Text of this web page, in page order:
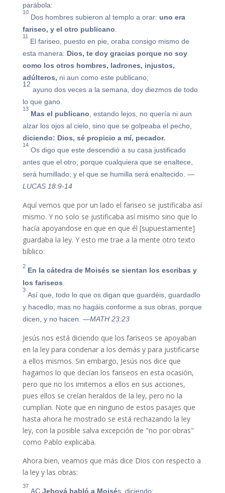
parábola:
10
Dos hombres subieron al templo a orar: uno era
fariseo, y el otro publicano
11
El fariseo, puesto en pie, oraba consigo mismo de
esta manera: Dios, te doy gracias porque no soy
como los otros hombres, ladrones, injustos,
adúlteros, ni aun como este publicano;
12
ayuno dos veces a la semana, doy diezmos de todo
lo que gano.
13
Mas el publicano , estando lejos, no quería ni aun
alzar los ojos al cielo, sino que se golpeaba el pecho,
diciendo: Dios, sé propicio a mí, pecador.
14
Os digo que este descendió a su casa justificado
antes que el otro; porque cualquiera que se enaltece,
será humillado; y el que se humilla será enaltecido. —
LUCAS 18:9-14
Aquí vemos que por un lado el fariseo se justificaba así
mismo. Y no solo se justificaba así mismo sino que lo
hacía apoyandose en que en que él [supuestamente]
guardaba la ley. Y esto me trae a la mente otro texto
bíblico:
2 En la cátedra de Moisés se sientan los escribas y
los fariseos
3
Así que, todo lo que os digan que guardéis, guardadlo
y hacedlo; mas no hagáis conforme a sus obras, porque
dicen, y no hacen. —MATH 23:23
Jesús nos está diciendo que los fariseos se apoyaban
en la ley para condenar a los demás y para justificarse
a ellos mismos. Sin embargo, Jesús nos dice que
hagamos lo que decían los fariseos en esta ocasión,
pero que no los imitemos a ellos en sus acciones,
pues ellos se creían heraldos de la ley, pero no la
cumplían. Note que en ninguno de estos pasajes que
hasta ahora he mostrado se está rechazando la ley
ley, con la posible salva excepción de "no por obras"
como Pablo explicaba.
Ahora bien, veamos que más dice Dios con respecto a
la ley y las obras:
37
AC Jehová habló a Moisés, diciendo: